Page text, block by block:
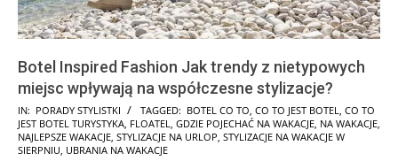
Botel Inspired Fashion Jak trendy z nietypowych
miejsc wpływają na współczesne stylizacje?
2025-
01-
29
IN: PORADY STYLISTKI TAGGED: BOTEL CO TO, CO TO JEST BOTEL, CO TO
JEST BOTEL TURYSTYKA, FLOATEL, GDZIE POJECHAĆ NA WAKACJE, NA WAKACJE,
NAJLEPSZE WAKACJE, STYLIZACJE NA URLOP, STYLIZACJE NA WAKACJE W
SIERPNIU, UBRANIA NA WAKACJE